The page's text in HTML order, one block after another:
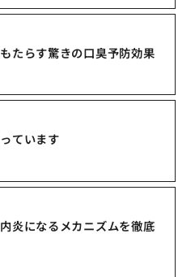
たらす驚きの口臭予防効果
ています
炎になるメカニズムを徹底